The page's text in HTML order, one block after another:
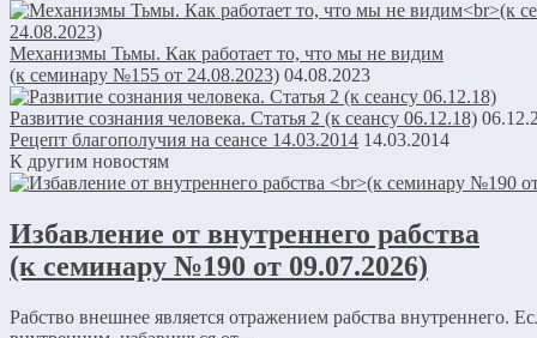
Механизмы Тьмы. Как работает то, что мы не видим
(к семинару №155 от 24.08.2023) 04.08.2023
Развитие сознания человека. Статья 2 (к сеансу 06.12.18)
Рецепт благополучия на сеансе 14.03.2014 14.03.2014
К другим новостям
Избавление от внутреннего рабства
(к семинару №190 от 09.07.2026)
Рабство внешнее является отражением рабства внутреннего.